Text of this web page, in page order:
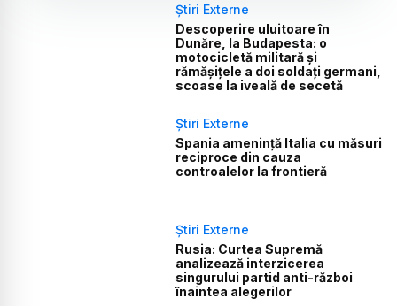
Știri Externe
Descoperire uluitoare în
Dunăre, la Budapesta: o
motocicletă militară și
rămășițele a doi soldați germani,
scoase la iveală de secetă
Știri Externe
Spania amenință Italia cu măsuri
reciproce din cauza
controalelor la frontieră
Știri Externe
Rusia: Curtea Supremă
analizează interzicerea
singurului partid anti-război
înaintea alegerilor